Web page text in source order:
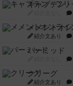
キャプテン
メメントオ
紹介文あり
パーミッド
クリーグ
紹介文あり